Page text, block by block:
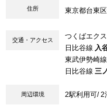
住所 東京都台東
交通・アクセス つくばエク
日比谷線 入
東武伊勢崎
日比谷線 三
周辺環境 2駅利用可/ 2